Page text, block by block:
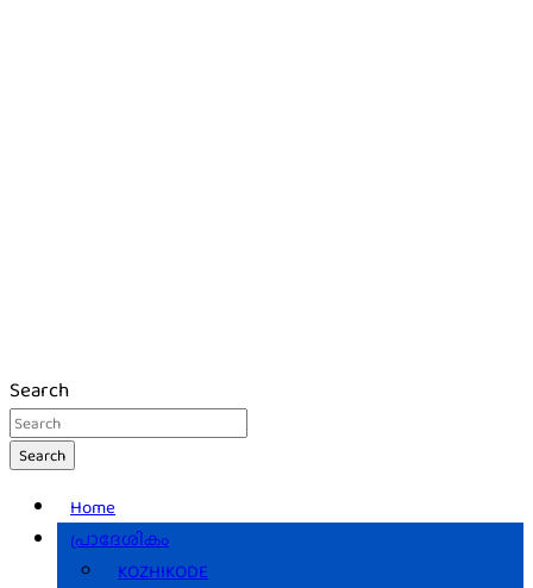
Search
Search
Home
പ്രാദേശികം
KOZHIKODE